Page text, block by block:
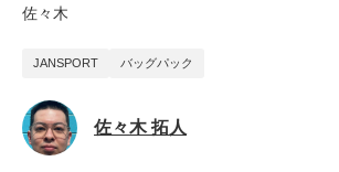
佐々木
JANSPORT バッグパック
佐々木 拓人